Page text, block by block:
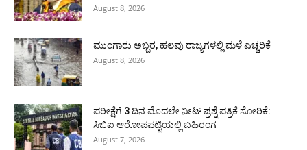
August 8, 2026
ಮುಂಗಾರು ಅಬ್ಬರ, ಹಲವು ರಾಜ್ಯಗಳಲ್ಲಿ ಮಳೆ ಎಚ್ಚರಿಕೆ
August 8, 2026
ಪರೀಕ್ಷೆಗೆ 3 ದಿನ ಮೊದಲೇ ನೀಟ್ ಪ್ರಶ್ನೆ ಪತ್ರಿಕೆ ಸೋರಿಕೆ:
ಸಿಬಿಐ ಆರೋಪಪಟ್ಟಿಯಲ್ಲಿ ಬಹಿರಂಗ
August 7, 2026